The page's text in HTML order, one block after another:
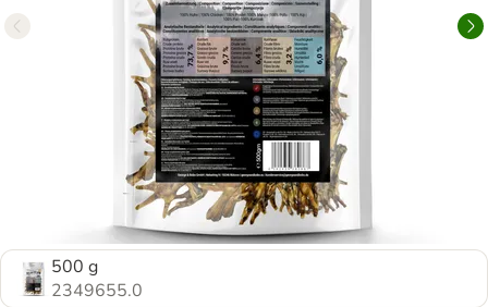
500 g
2349655.0